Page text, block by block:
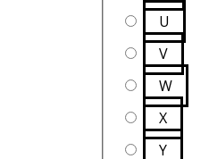
U
V
W
X
Y